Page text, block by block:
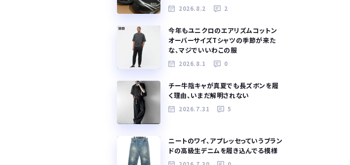
2026.8.2 2
今年もユニクロのエアリズムコットン
オーバーサイズTシャツの季節が来た
な、マジでいいわこの服
2026.8.1 0
チー牛陰キャが真夏でも長ズボンを履
く理由、いまだ解明されない
2026.7.31 5
ニートのワイ、アプレッセっていうブラン
ドの高級生デニムを履き込んでる模様